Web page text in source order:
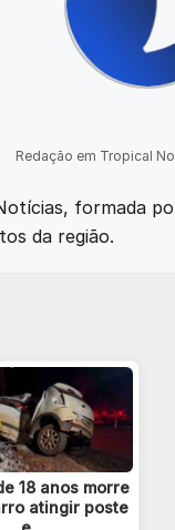
Redação em Tropical
formada
da região.
18 anos morre
atingir poste